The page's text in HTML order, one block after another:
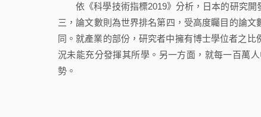
依《科學技術指標2019》分析，日本的研究開
三，論文數則為世界排名第四，受高度矚目的論
同。就產業的部份，研究者中擁有博士學位者之
況未能充分發揮其所學。另一方面，就每一百萬
勢。